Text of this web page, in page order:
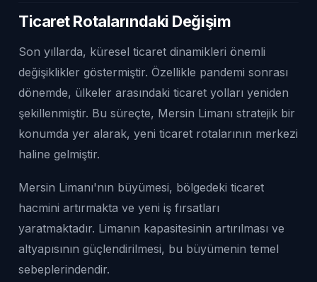
Ticaret Rotalarındaki Değişim
Son yıllarda, küresel ticaret dinamikleri önemli
değişiklikler göstermiştir. Özellikle pandemi sonrası
dönemde, ülkeler arasındaki ticaret yolları yeniden
şekillenmiştir. Bu süreçte, Mersin Limanı stratejik bir
konumda yer alarak, yeni ticaret rotalarının merkezi
haline gelmiştir.
Mersin Limanı'nın büyümesi, bölgedeki ticaret
hacmini artırmakta ve yeni iş fırsatları
yaratmaktadır. Limanın kapasitesinin artırılması ve
altyapısının güçlendirilmesi, bu büyümenin temel
sebeplerindendir.